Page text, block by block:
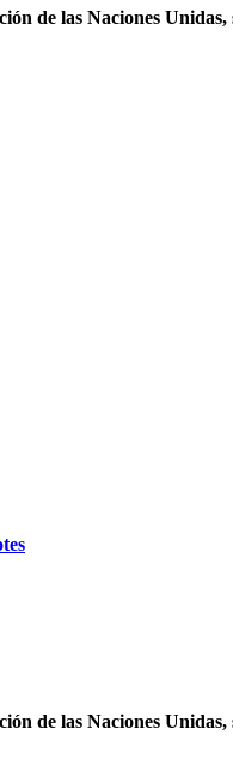
de las Naciones
de las Naciones